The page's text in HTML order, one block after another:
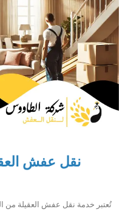
تُعتبر خدمة نقل عفش العقيلة من